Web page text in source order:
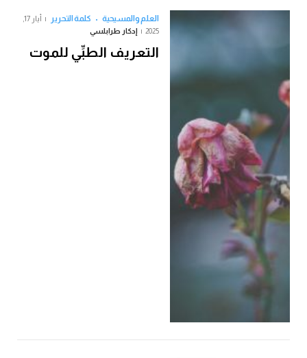
العلم والمسيحية كلمة التحرير
أيار 17,
2025
إدكار طرابلسي
التعريف الطبِّي للموت